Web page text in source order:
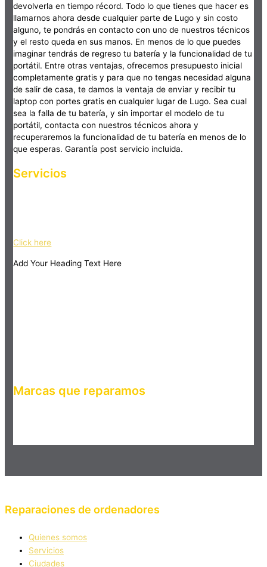
devolverla en tiempo récord. Todo lo que tienes que hacer es
llamarnos ahora desde cualquier parte de Lugo y sin costo
alguno, te pondrás en contacto con uno de nuestros técnicos
y el resto queda en sus manos. En menos de lo que puedes
imaginar tendrás de regreso tu batería y la funcionalidad de tu
portátil. Entre otras ventajas, ofrecemos presupuesto inicial
completamente gratis y para que no tengas necesidad alguna
de salir de casa, te damos la ventaja de enviar y recibir tu
laptop con portes gratis en cualquier lugar de Lugo. Sea cual
sea la falla de tu batería, y sin importar el modelo de tu
portátil, contacta con nuestros técnicos ahora y
recuperaremos la funcionalidad de tu batería en menos de lo
que esperas. Garantía post servicio incluida.
Servicios
Click here
Add Your Heading Text Here
Marcas que reparamos
Reparaciones de ordenadores
Quienes somos
Servicios
Ciudades